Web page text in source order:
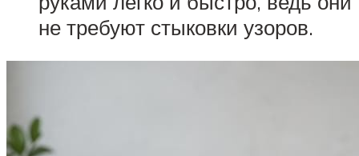
не требуют стыковки узоров.